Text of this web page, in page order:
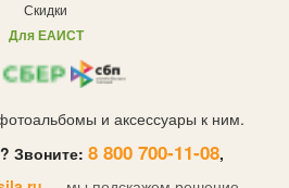
Скидки
Для ЕАИСТ
и аксессуары к ним.
Звоните: 8 800 700-11-08,